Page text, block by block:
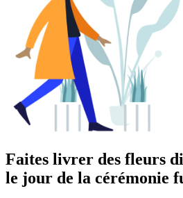
Faites livrer des fleurs
le jour de la cérémonie